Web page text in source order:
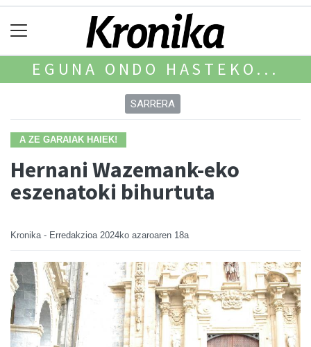
EGUNA ONDO HASTEKO...
SARRERA
A ZE GARAIAK HAIEK!
Hernani Wazemank-eko
eszenatoki bihurtuta
Kronika - Erredakzioa 2024ko azaroaren 18a